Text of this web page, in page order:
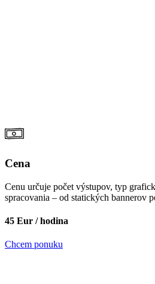
Cena
Cenu určuje počet výstupov, typ
spracovania – od statických bannerov
45 Eur / hodina
Chcem ponuku